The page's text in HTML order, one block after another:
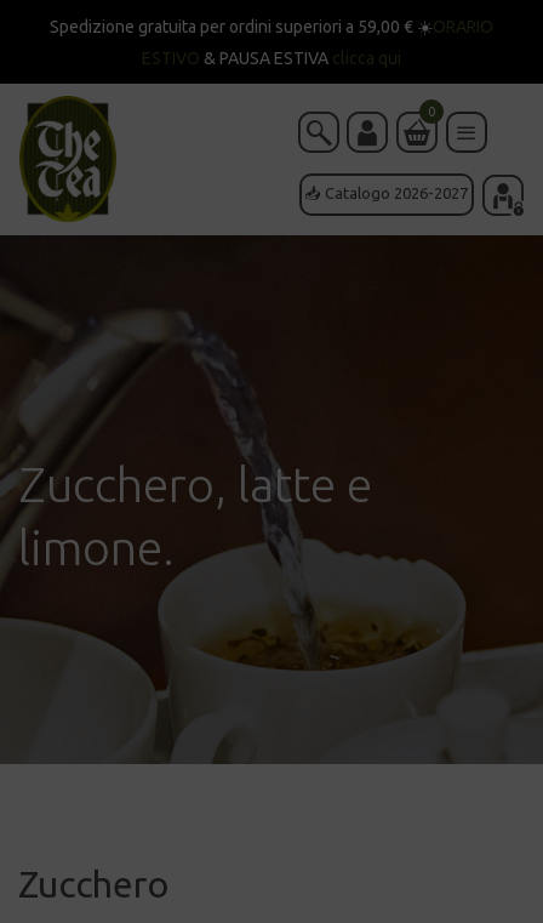
Spedizione gratuita per ordini superiori a 59,00 € ☀️ORARIO
ESTIVO & PAUSA ESTIVA clicca qui
📥 Catalogo 2026-2027
0
Zucchero, latte e
limone.
Zucchero